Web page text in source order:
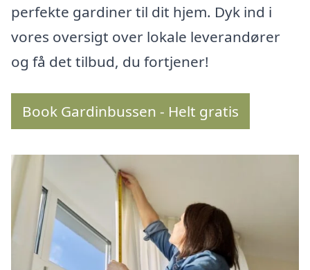
perfekte gardiner til dit hjem. Dyk ind i
vores oversigt over lokale leverandører
og få det tilbud, du fortjener!
Book Gardinbussen - Helt gratis